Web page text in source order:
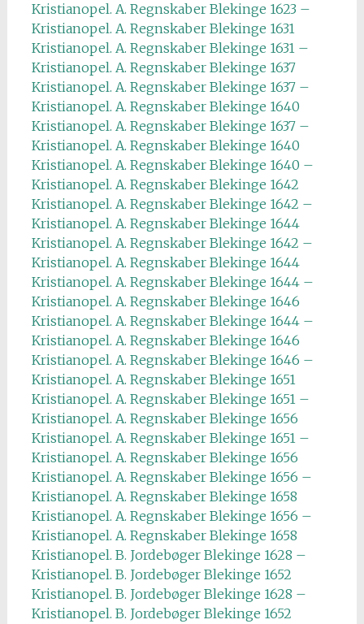
Kristianopel. A. Regnskaber Blekinge 1623 –
Kristianopel. A. Regnskaber Blekinge 1631
Kristianopel. A. Regnskaber Blekinge 1631 –
Kristianopel. A. Regnskaber Blekinge 1637
Kristianopel. A. Regnskaber Blekinge 1637 –
Kristianopel. A. Regnskaber Blekinge 1640
Kristianopel. A. Regnskaber Blekinge 1637 –
Kristianopel. A. Regnskaber Blekinge 1640
Kristianopel. A. Regnskaber Blekinge 1640 –
Kristianopel. A. Regnskaber Blekinge 1642
Kristianopel. A. Regnskaber Blekinge 1642 –
Kristianopel. A. Regnskaber Blekinge 1644
Kristianopel. A. Regnskaber Blekinge 1642 –
Kristianopel. A. Regnskaber Blekinge 1644
Kristianopel. A. Regnskaber Blekinge 1644 –
Kristianopel. A. Regnskaber Blekinge 1646
Kristianopel. A. Regnskaber Blekinge 1644 –
Kristianopel. A. Regnskaber Blekinge 1646
Kristianopel. A. Regnskaber Blekinge 1646 –
Kristianopel. A. Regnskaber Blekinge 1651
Kristianopel. A. Regnskaber Blekinge 1651 –
Kristianopel. A. Regnskaber Blekinge 1656
Kristianopel. A. Regnskaber Blekinge 1651 –
Kristianopel. A. Regnskaber Blekinge 1656
Kristianopel. A. Regnskaber Blekinge 1656 –
Kristianopel. A. Regnskaber Blekinge 1658
Kristianopel. A. Regnskaber Blekinge 1656 –
Kristianopel. A. Regnskaber Blekinge 1658
Kristianopel. B. Jordebøger Blekinge 1628 –
Kristianopel. B. Jordebøger Blekinge 1652
Kristianopel. B. Jordebøger Blekinge 1628 –
Kristianopel. B. Jordebøger Blekinge 1652